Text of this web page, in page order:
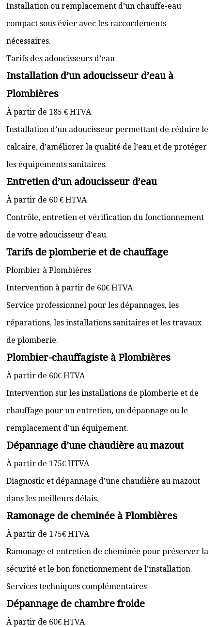
Installation ou remplacement d’un chauffe-eau
compact sous évier avec les raccordements
nécessaires.
Tarifs des adoucisseurs d’eau
Installation d’un adoucisseur d’eau à
Plombières
À partir de 185 € HTVA
Installation d’un adoucisseur permettant de réduire le
calcaire, d’améliorer la qualité de l’eau et de protéger
les équipements sanitaires.
Entretien d’un adoucisseur d’eau
À partir de 60 € HTVA
Contrôle, entretien et vérification du fonctionnement
de votre adoucisseur d’eau.
Tarifs de plomberie et de chauffage
Plombier à Plombières
Intervention à partir de 60€ HTVA
Service professionnel pour les dépannages, les
réparations, les installations sanitaires et les travaux
de plomberie.
Plombier-chauffagiste à Plombières
À partir de 60€ HTVA
Intervention sur les installations de plomberie et de
chauffage pour un entretien, un dépannage ou le
remplacement d’un équipement.
Dépannage d’une chaudière au mazout
À partir de 175€ HTVA
Diagnostic et dépannage d’une chaudière au mazout
dans les meilleurs délais.
Ramonage de cheminée à Plombières
À partir de 175€ HTVA
Ramonage et entretien de cheminée pour préserver la
sécurité et le bon fonctionnement de l’installation.
Services techniques complémentaires
Dépannage de chambre froide
À partir de 60€ HTVA